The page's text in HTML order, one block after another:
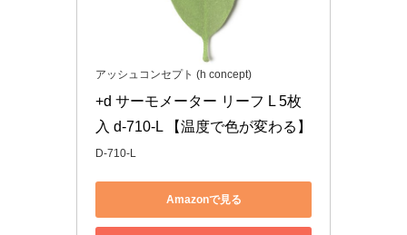
アッシュコンセプト (h concept)
+d サーモメーター リーフ L 5枚
入 d-710-L 【温度で色が変わる】
D-710-L
Amazonで見る